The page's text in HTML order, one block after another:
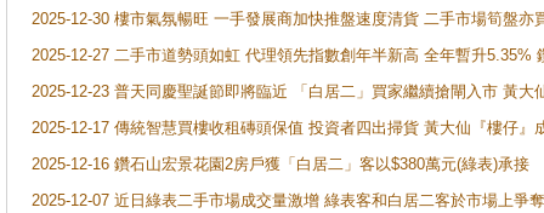
2025-12-30 樓市氣氛暢旺 一手發展商加快推盤速度清貨 二手市場筍盤
2025-12-27 二手市道勢頭如虹 代理領先指數創年半新高 全年暫升5.35%
2025-12-23 普天同慶聖誕節即將臨近 「白居二」買家繼續搶閘入市 黃
2025-12-17 傳統智慧買樓收租磚頭保值 投資者四出掃貨 黃大仙『樓仔
2025-12-16 鑽石山宏景花園2房戶獲「白居二」客以$380萬元(綠表)承接
2025-12-07 近日綠表二手市場成交量激增 綠表客和白居二客於市場上